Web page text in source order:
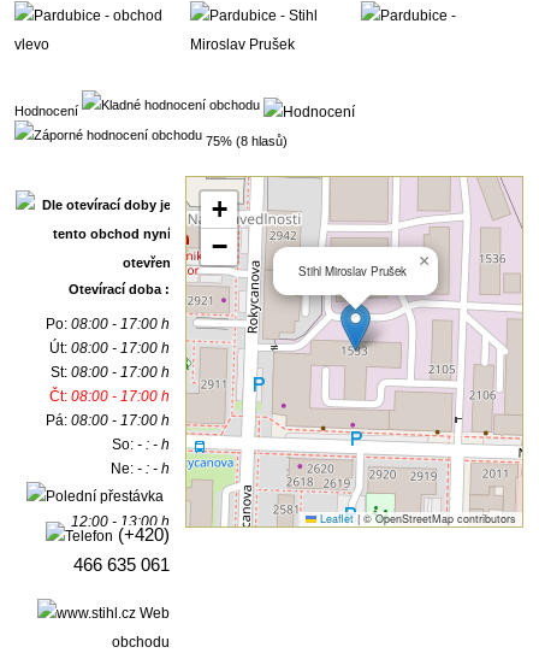
Hodnocení
75% (8 hlasů)
Otevírací doba :
Po:08:00 - 17:00 h
Út:08:00 - 17:00 h
St:08:00 - 17:00 h
Čt:08:00 - 17:00 h
Pá:08:00 - 17:00 h
So:- : - h
Ne:- : - h
12:00 - 13:00 h
(+420)
466 635 061
Web
obchodu
Stihl Miroslav Prušek ×
+
−
Leaflet |© OpenStreetMap contributors